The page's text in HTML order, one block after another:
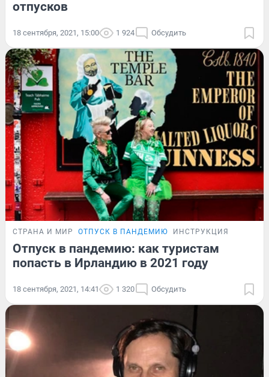
отпусков
18 сентября, 2021, 15:00 1 924 Обсудить
СТРАНА И МИР ОТПУСК В ПАНДЕМИЮ ИНСТРУКЦИЯ
Отпуск в пандемию: как туристам
попасть в Ирландию в 2021 году
18 сентября, 2021, 14:41 1 320 Обсудить